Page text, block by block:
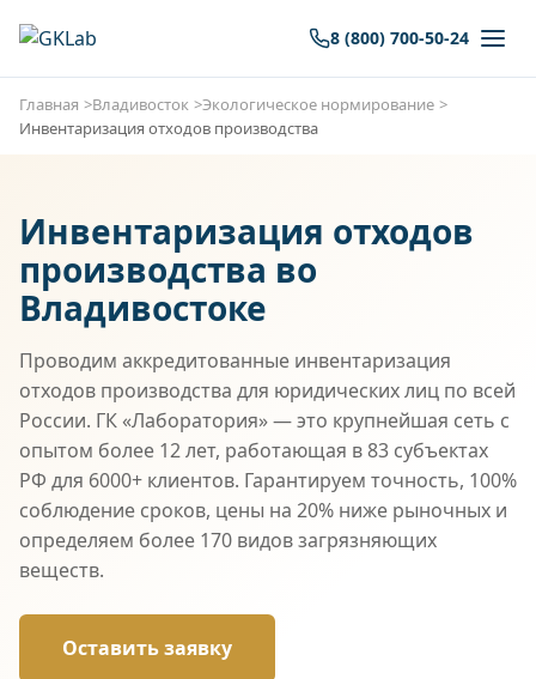
8 (800) 700-50-24
Главная Владивосток
Экологическое нормирование
Инвентаризация отходов производства
Инвентаризация отходов
производства во
Владивостоке
Проводим аккредитованные инвентаризация
отходов производства для юридических лиц по всей
России. ГК «Лаборатория» — это крупнейшая сеть с
опытом более 12 лет, работающая в 83 субъектах
РФ для 6000+ клиентов. Гарантируем точность, 100%
соблюдение сроков, цены на 20% ниже рыночных и
определяем более 170 видов загрязняющих
веществ.
Оставить заявку